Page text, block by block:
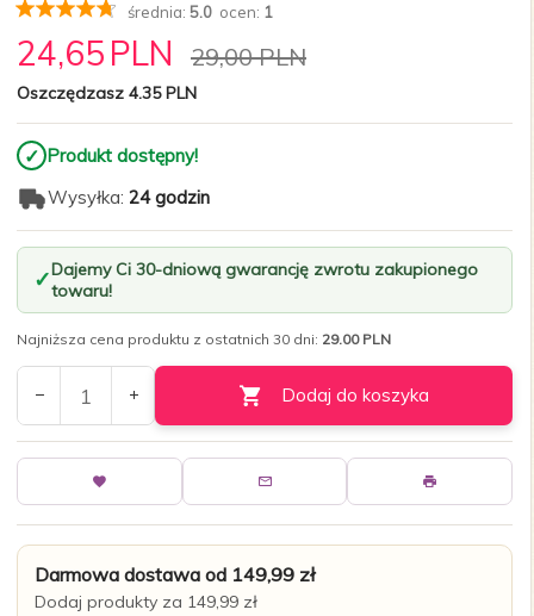
średnia: 5.0 ocen: 1
24,65 PLN 29,00 PLN
Oszczędzasz 4.35 PLN
✓ Produkt dostępny!
Wysyłka: 24 godzin
Dajemy Ci 30-dniową gwarancję zwrotu zakupionego
towaru!
Najniższa cena produktu z ostatnich 30 dni: 29.00 PLN
Dodaj do koszyka
Darmowa dostawa od 149,99 zł
Dodaj produkty za 149,99 zł